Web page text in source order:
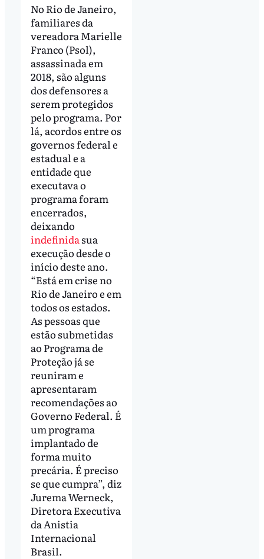
No Rio de Janeiro,
familiares da
vereadora Marielle
Franco (Psol),
assassinada em
2018, são alguns
dos defensores a
serem protegidos
pelo programa. Por
lá, acordos entre os
governos federal e
estadual e a
entidade que
executava o
programa foram
encerrados,
deixando
indefinida sua
execução desde o
início deste ano.
“Está em crise no
Rio de Janeiro e em
todos os estados.
As pessoas que
estão submetidas
ao Programa de
Proteção já se
reuniram e
apresentaram
recomendações ao
Governo Federal. É
um programa
implantado de
forma muito
precária. É preciso
se que cumpra”, diz
Jurema Werneck,
Diretora Executiva
da Anistia
Internacional
Brasil.